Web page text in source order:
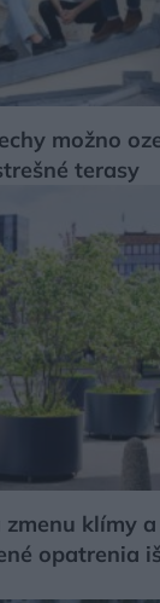
možno
terasy
klímy
opatrenia